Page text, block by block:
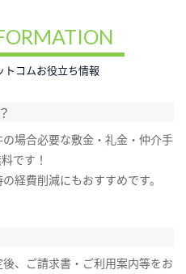
トコムお役立ち情報
場合必要な敷金・礼金・仲介手
です！
経費削減にもおすすめです。
、ご請求書・ご利用案内等をお